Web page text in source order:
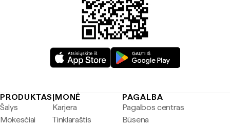
PRODUKTAS
Šalys
Mokesčiai
ĮMONĖ
Karjera
Tinklaraštis
PAGALBA
Pagalbos centras
Būsena